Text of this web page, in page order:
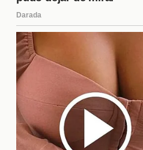
popularidad previa, la
contenido
personalidades. Los
que no solo sean
aporten historias
público. Este enfoque
mantenga su atractivo y
diferentes audiencias.